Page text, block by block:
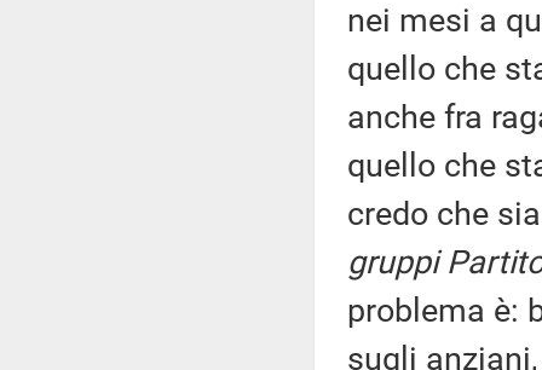
nei mesi a
quello che
anche fra
quello che
credo che
gruppi
problema è:
sugli